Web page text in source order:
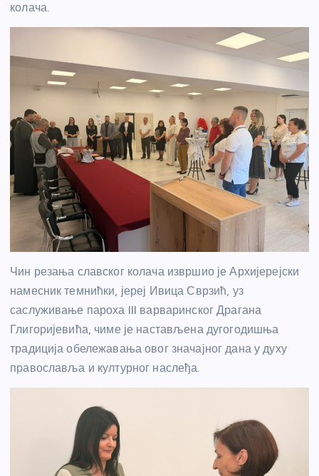
колача.
Чин резања славског колача извршио је Архијерејски
намесник темнићки, јереј Ивица Сврзић, уз
саслуживање пароха III варваринског Драгана
Глигоријевића, чиме је настављена дугогодишња
традиција обележавања овог значајног дана у духу
православља и културног наслеђа.